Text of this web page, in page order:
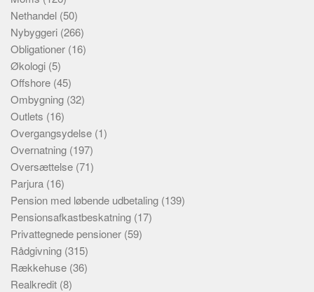
Nethandel (50)
Nybyggeri (266)
Obligationer (16)
Økologi (5)
Offshore (45)
Ombygning (32)
Outlets (16)
Overgangsydelse (1)
Overnatning (197)
Oversættelse (71)
Parjura (16)
Pension med løbende udbetaling (139)
Pensionsafkastbeskatning (17)
Privattegnede pensioner (59)
Rådgivning (315)
Rækkehuse (36)
Realkredit (8)